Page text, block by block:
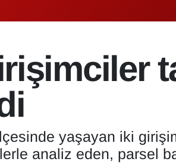
yaşayan iki
analiz eden, parsel